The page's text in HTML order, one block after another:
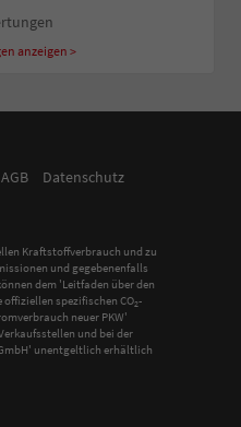
anzeigen >
AGB
Datenschutz
Kraftstoffverbrauch und zu
und gegebenenfalls
dem 'Leitfaden über den
spezifischen CO2-
neuer PKW'
und bei der
unentgeltlich erhältlich